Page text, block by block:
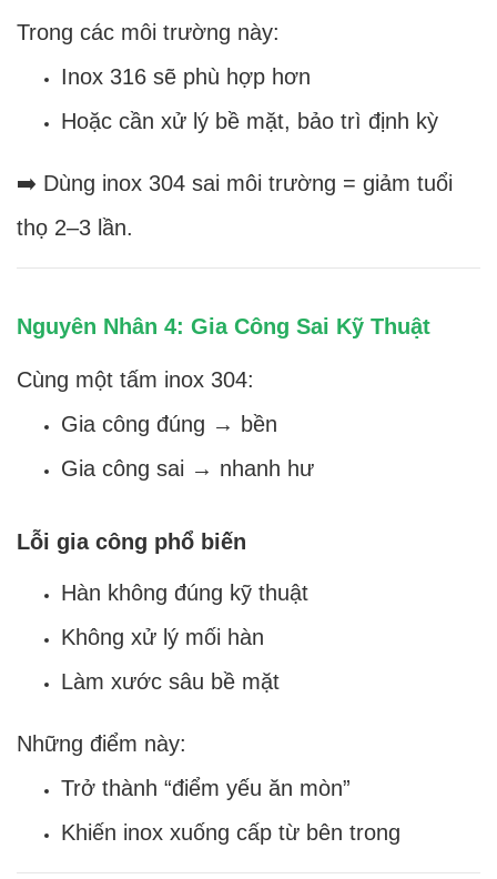
Trong các môi trường này:
Inox 316 sẽ phù hợp hơn
Hoặc cần xử lý bề mặt, bảo trì định kỳ
➡️ Dùng inox 304 sai môi trường = giảm tuổi
thọ 2–3 lần.
Nguyên Nhân 4: Gia Công Sai Kỹ Thuật
Cùng một tấm inox 304:
Gia công đúng → bền
Gia công sai → nhanh hư
Lỗi gia công phổ biến
Hàn không đúng kỹ thuật
Không xử lý mối hàn
Làm xước sâu bề mặt
Những điểm này:
Trở thành “điểm yếu ăn mòn”
Khiến inox xuống cấp từ bên trong